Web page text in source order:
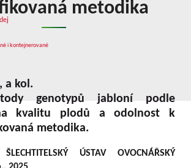
i kontejnerované
metodika
a kol.
genotypů jabloní podle
kvalitu plodů a odolnost k
metodika.
ÚSTAV OVOCNÁŘSKÝ